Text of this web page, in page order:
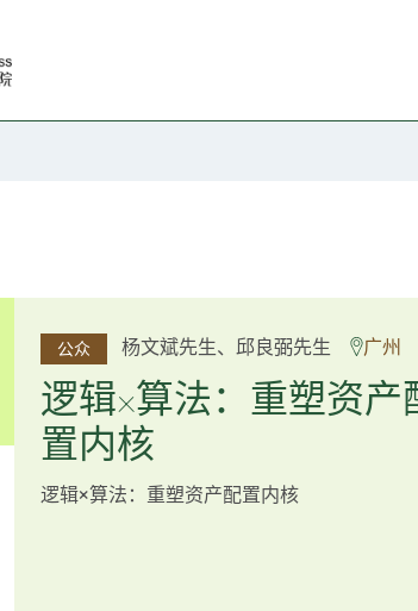
公众
李邱敬贤女士 Ms Rosemarie Yau、
博士 Dr Tim Pan、李国平先生 Mr Guoping Li
圳
跨界智汇・预见新局
公众 杨文斌先生、邱良弼先生 广州
逻辑×算法：重塑资产
置内核
逻辑×算法：重塑资产配置内核